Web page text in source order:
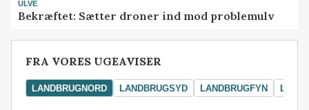
ULVE
Bekræftet: Sætter droner ind mod problemulv
FRA VORES UGEAVISER
LANDBRUGNORD LANDBRUGSYD LANDBRUGFYN